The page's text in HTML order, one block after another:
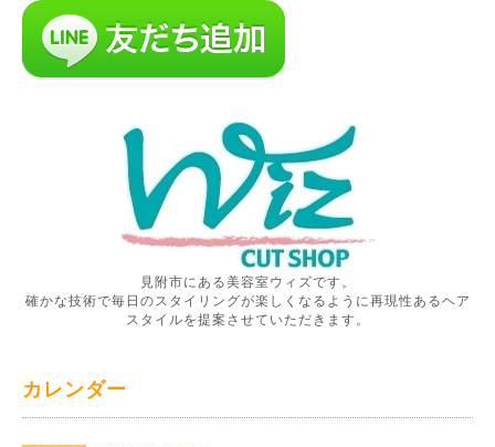
見附市にある美容室ウィズです。
確かな技術で毎日のスタイリングが楽しくなるように再現性あるヘア
スタイルを提案させていただきます。
カレンダー